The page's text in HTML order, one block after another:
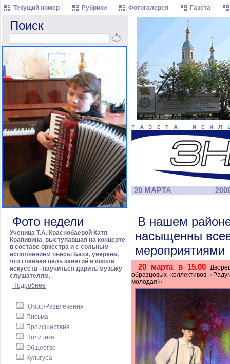
Текущий номер Рубрики Фотогалерея Газета
Поиск
Фото недели
Ученица Т.А. Краснобаевой Катя
Крапивина, выступавшая на концерте
в составе оркестра и с сольным
исполнением пьесы Баха, уверена,
что главная цель занятий в школе
искусств - научиться дарить музыку
слушателям.
Подробнее
Юмор/Развлечения
Письма
Происшествия
Политика
Общество
Культура
20 МАРТА
В нашем
насыщенны
мероприятиями
20 марта в 15.00
образцовых коллективов
молодая!»